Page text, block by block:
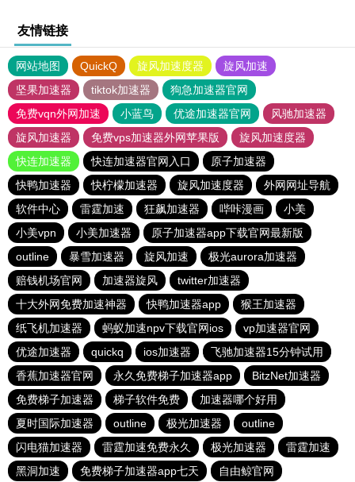
友情链接
网站地图 QuickQ 旋风加速度器
旋风加速
坚果加速器
tiktok加速器
狗急加速器官网
免费vqn外网加速
小蓝鸟 优途加速器官网
风驰加速器
旋风加速器
免费vps加速器外网苹果版
旋风加速度器
快连加速器
快连加速器官网入口
原子加速器
快鸭加速器
快柠檬加速器 旋风加速度器
外网网址导航
软件中心
雷霆加速 狂飙加速器 哔咔漫画
小美
小美vpn
小美加速器
原子加速器app下载官网最新版
outline
暴雪加速器 旋风加速
极光aurora加速器
赔钱机场官网
加速器旋风
twitter加速器
十大外网免费加速神器
快鸭加速器app
猴王加速器
纸飞机加速器
蚂蚁加速npv下载官网ios
vp加速器官网
优途加速器
quickq ios加速器
飞驰加速器15分钟试用
香蕉加速器官网
永久免费梯子加速器app
BitzNet加速器
免费梯子加速器
梯子软件免费
加速器哪个好用
夏时国际加速器
outline 极光加速器
outline
闪电猫加速器
雷霆加速免费永久 极光加速器
雷霆加速
黑洞加速
免费梯子加速器app七天 自由鲸官网